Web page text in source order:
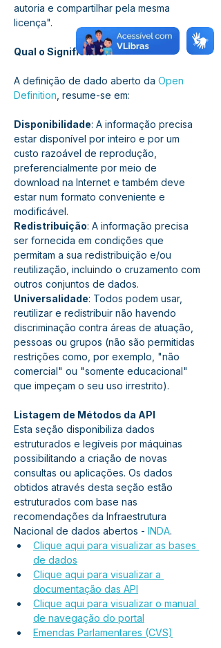
autoria e compartilhar pela mesma
licença".
Qual o Significado?
A definição de dado aberto da Open
Definition , resume-se em:
Disponibilidade: A informação precisa
estar disponível por inteiro e por um
custo razoável de reprodução,
preferencialmente por meio de
download na Internet e também deve
estar num formato conveniente e
modificável.
Redistribuição: A informação precisa
ser fornecida em condições que
permitam a sua redistribuição e/ou
reutilização, incluindo o cruzamento com
outros conjuntos de dados.
Universalidade: Todos podem usar,
reutilizar e redistribuir não havendo
discriminação contra áreas de atuação,
pessoas ou grupos (não são permitidas
restrições como, por exemplo, "não
comercial" ou "somente educacional"
que impeçam o seu uso irrestrito).
Listagem de Métodos da API
Esta seção disponibiliza dados
estruturados e legíveis por máquinas
possibilitando a criação de novas
consultas ou aplicações. Os dados
obtidos através desta seção estão
estruturados com base nas
recomendações da Infraestrutura
Nacional de dados abertos - INDA.
Clique aqui para visualizar as bases
de dados
Clique aqui para visualizar a
documentação das API
Clique aqui para visualizar o manual
de navegação do portal
Emendas Parlamentares (CVS)